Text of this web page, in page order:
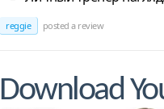
reggie posted a review
Download